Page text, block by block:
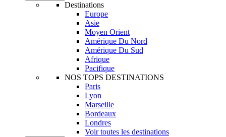
Destinations
Europe
Asie
Moyen Orient
Amérique Du Nord
Amérique Du Sud
Afrique
Pacifique
NOS TOPS DESTINATIONS
Paris
Lyon
Marseille
Bordeaux
Londres
Voir toutes les destinations